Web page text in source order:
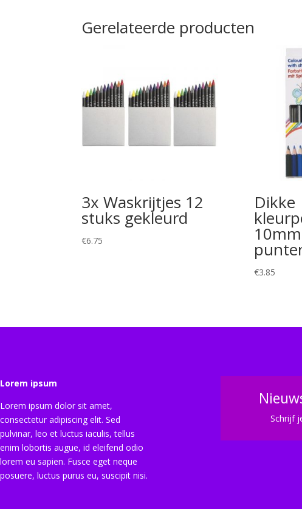
Gerelateerde producten
3x Waskrijtjes 12
stuks gekleurd
€6.75
Dikke
€3.85
Lorem ipsum
Lorem ipsum dolor sit amet,
consectetur adipiscing elit. Sed
pulvinar, leo et luctus iaculis, tellus
enim lobortis augue, id eleifend odio
lorem eu sapien. Fusce eget neque
posuere, luctus purus eu, suscipit nisi.
Schrijf